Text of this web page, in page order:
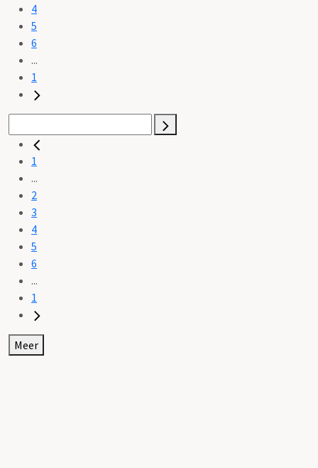
4
5
6
...
1
1
...
2
3
4
5
6
...
1
Meer